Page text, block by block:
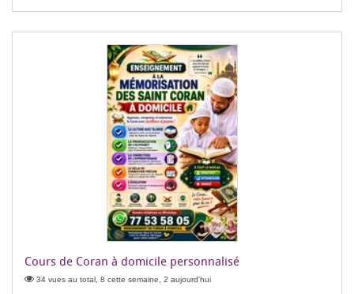
Cours de Coran à domicile personnalisé
34 vues au total, 8 cette semaine, 2 aujourd'hui